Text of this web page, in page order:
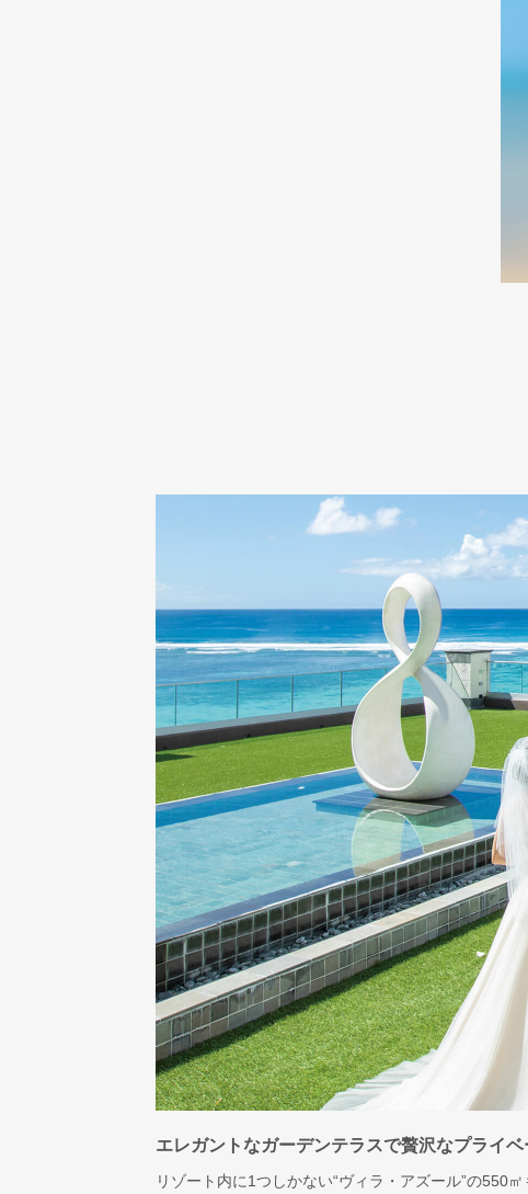
エレガントなガーデンテラスで贅沢なプライ
リゾート内に1つしかない“ヴィラ・アズール”の550